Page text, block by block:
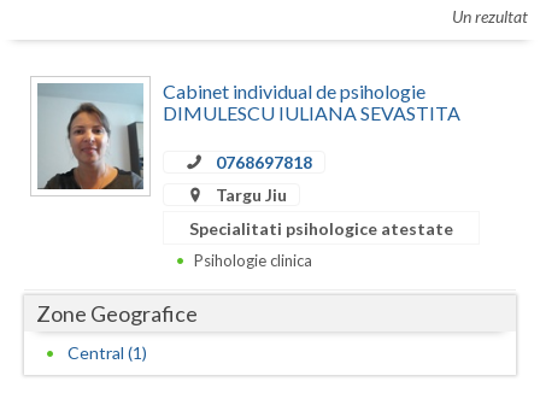
Constanta
Covasna
Dolj
Galati
Un rezultat
Cabinet individual de psihologie
DIMULESCU IULIANA SEVASTITA
0768697818
Targu Jiu
Specialitati psihologice atestate
Psihologie clinica
Zone Geografice
Central (1)